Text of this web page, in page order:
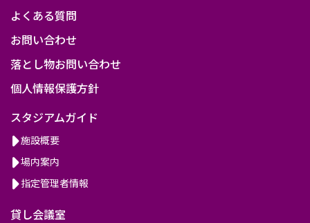
よくある質問
お問い合わせ
落とし物お問い合わせ
個人情報保護方針
スタジアムガイド
施設概要
場内案内
指定管理者情報
貸し会議室